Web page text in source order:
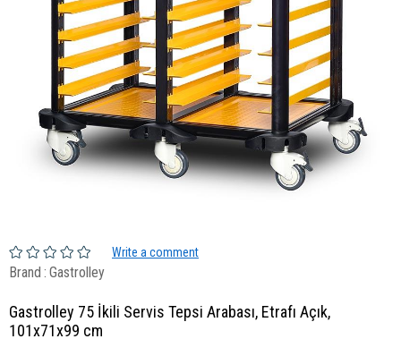
Write a comment
Brand : Gastrolley
Gastrolley 75 İkili Servis Tepsi Arabası, Etrafı Açık,
101x71x99 cm